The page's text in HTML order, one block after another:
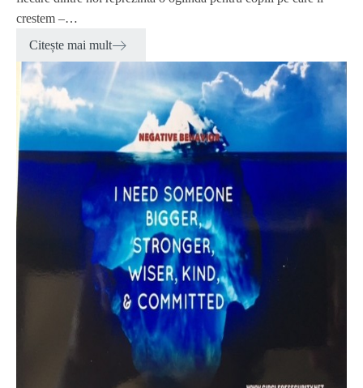
crestem –…
Citește mai mult